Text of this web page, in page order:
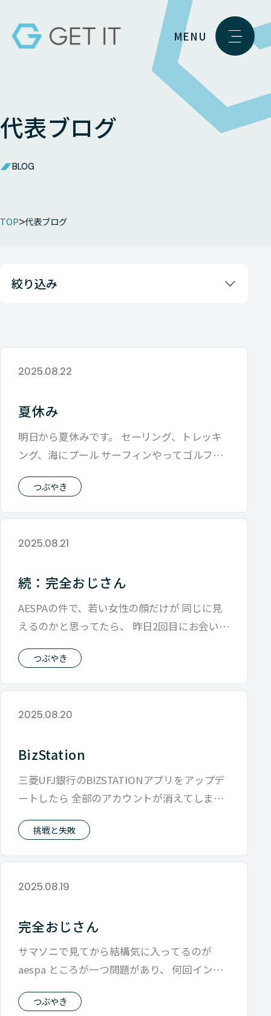
MENU
代表ブログ
BLOG
TOP 代表ブログ
絞り込み
2025.08.22
夏休み
明日から夏休みです。 セーリング、トレッキ
ング、海にプール サーフィンやってゴルフし
つぶやき
2025.08.21
続：完全おじさん
AESPAの件で、若い女性の顔だけが 同じに見
えるのかと思ってたら、 昨日2回目にお会いし
つぶやき
2025.08.20
BizStation
三菱UFJ銀行のBIZSTATIONアプリをアップデ
ートしたら 全部のアカウントが消えてしまい
挑戦と失敗
2025.08.19
完全おじさん
サマソニで見てから結構気に入ってるのが
aespa ところが一つ問題があり、 何回インス
つぶやき